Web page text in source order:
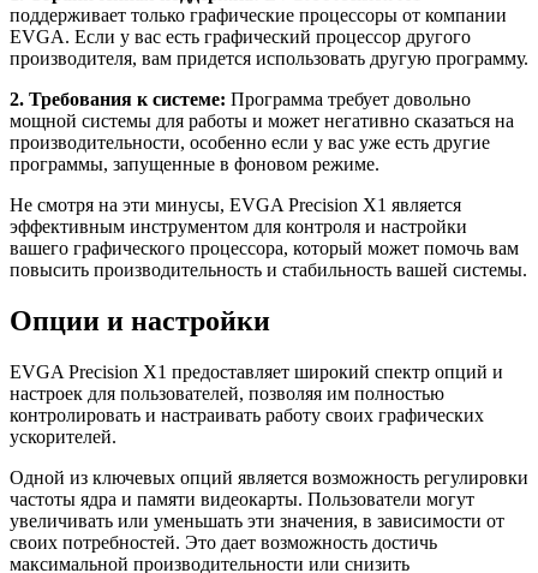
поддерживает только графические процессоры от компании
EVGA. Если у вас есть графический процессор другого
производителя, вам придется использовать другую программу.
2. Требования к системе: Программа требует довольно
мощной системы для работы и может негативно сказаться на
производительности, особенно если у вас уже есть другие
программы, запущенные в фоновом режиме.
Не смотря на эти минусы, EVGA Precision X1 является
эффективным инструментом для контроля и настройки
вашего графического процессора, который может помочь вам
повысить производительность и стабильность вашей системы.
Опции и настройки
EVGA Precision X1 предоставляет широкий спектр опций и
настроек для пользователей, позволяя им полностью
контролировать и настраивать работу своих графических
ускорителей.
Одной из ключевых опций является возможность регулировки
частоты ядра и памяти видеокарты. Пользователи могут
увеличивать или уменьшать эти значения, в зависимости от
своих потребностей. Это дает возможность достичь
максимальной производительности или снизить